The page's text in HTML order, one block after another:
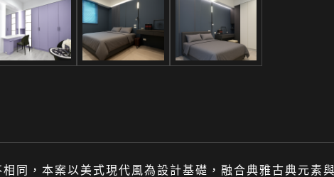
同，本案以美式現代風為設計基礎，融合典雅古典元素